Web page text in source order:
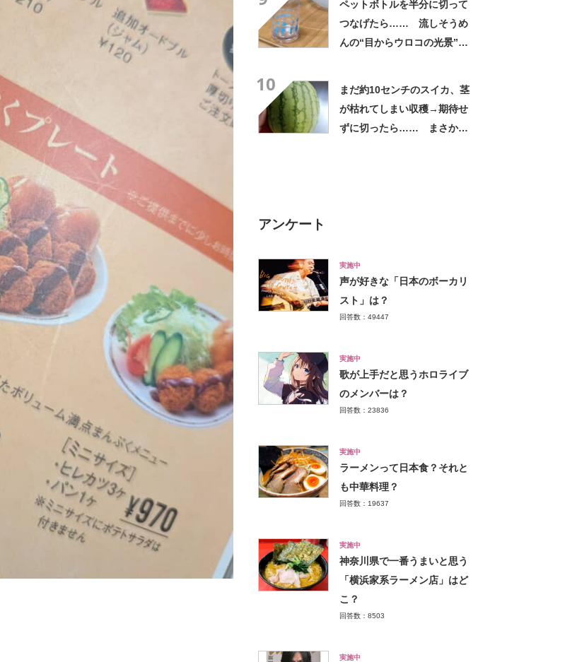
ペットボトルを半分に切って
つなげたら…… 流しそうめ
んの“目からウロコの光景”に
10
まだ約10センチのスイカ、茎
が枯れてしまい収穫→期待せ
ずに切ったら…… まさかの
アンケート
実施中
声が好きな「日本のボーカリ
スト」は？
回答数：49447
実施中
歌が上手だと思うホロライブ
のメンバーは？
回答数：23836
実施中
ラーメンって日本食？それと
も中華料理？
回答数：19637
実施中
神奈川県で一番うまいと思う
「横浜家系ラーメン店」はど
こ？
回答数：8503
実施中